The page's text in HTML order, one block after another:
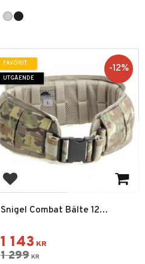
Lägg till i favoriter
Snigel Combat Bälte 12
1 143 KR
1 299 KR
12%
FAVORIT
UTGÅENDE